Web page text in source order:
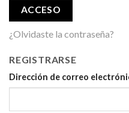
ACCESO
¿Olvidaste la contraseña?
REGISTRARSE
Dirección de correo